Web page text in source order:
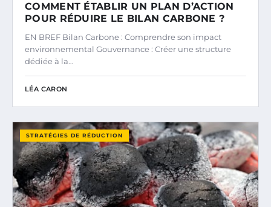
COMMENT ÉTABLIR UN PLAN D’ACTION
POUR RÉDUIRE LE BILAN CARBONE ?
EN BREF Bilan Carbone : Comprendre son impact
environnemental Gouvernance : Créer une structure
dédiée à la…
LÉA CARON
STRATÉGIES DE RÉDUCTION